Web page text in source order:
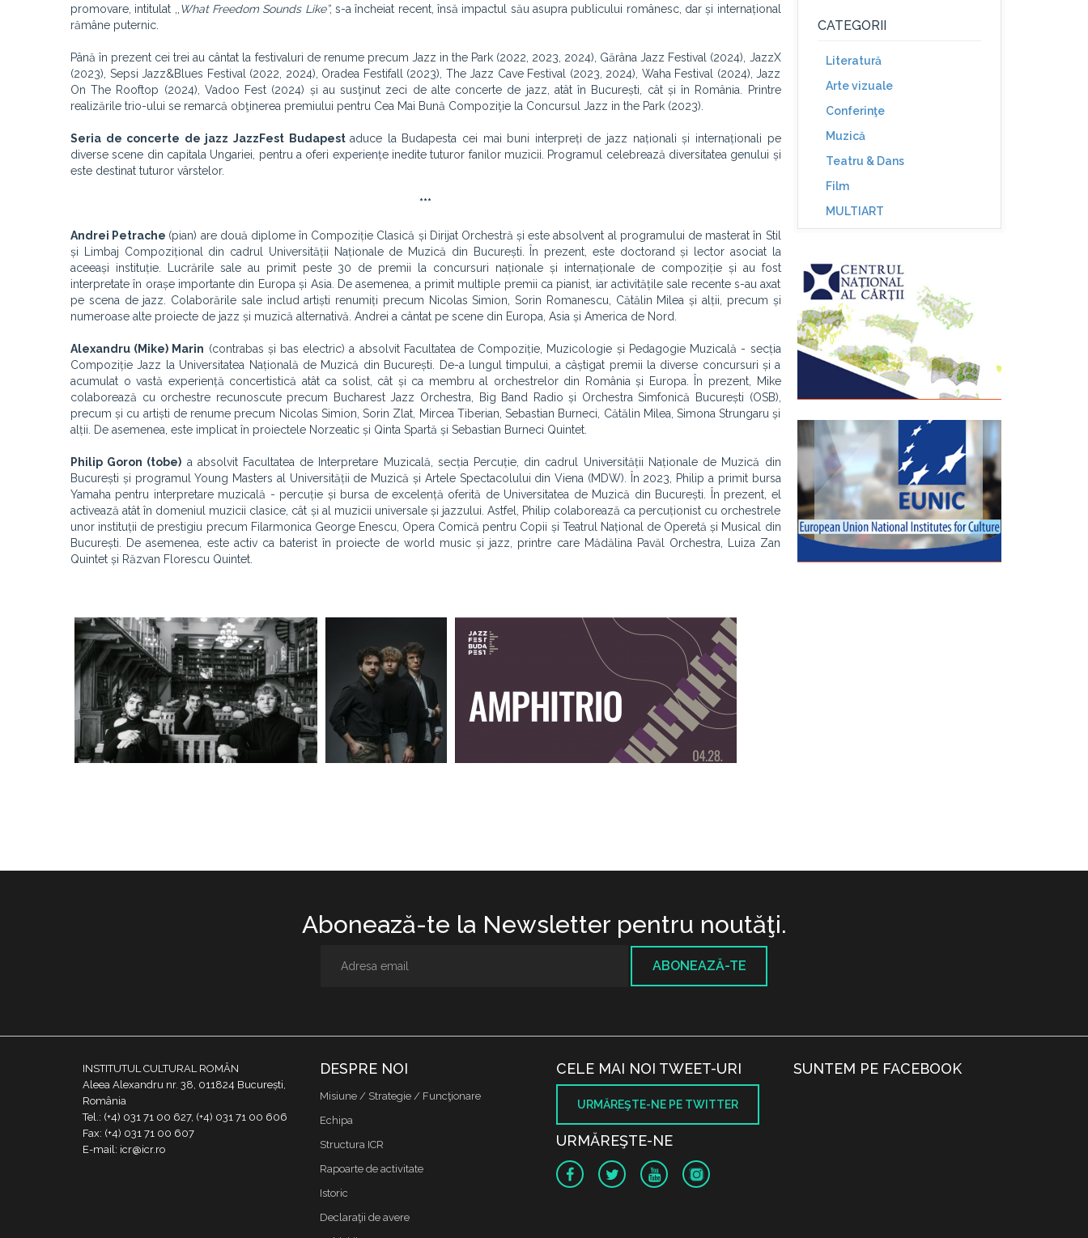
promovare, intitulat ,,
What Freedom Sounds Like”, s-a încheiat recent, însă impactul său asupra publicului românesc, dar și internațional
rămâne puternic.
Până în prezent cei trei au cântat la festivaluri de renume precum Jazz in the Park (2022, 2023, 2024), Gărâna Jazz Festival (2024), JazzX
(2023), Sepsi Jazz&Blues Festival (2022, 2024), Oradea Festifall (2023), The Jazz Cave Festival (2023, 2024), Waha Festival (2024), Jazz
On The Rooftop (2024), Vadoo Fest (2024) și au susţinut zeci de alte concerte de jazz, atât în București, cât și în România. Printre
realizările trio-ului se remarcă obţinerea premiului pentru Cea Mai Bună Compoziţie la Concursul Jazz in the Park (2023).
Seria de concerte de jazz JazzFest Budapestaduce la Budapesta cei mai buni interpreți de jazz naționali și internaționali pe
diverse scene din capitala Ungariei, pentru a oferi experiențe inedite tuturor fanilor muzicii. Programul celebrează diversitatea genului și
este destinat tuturor vârstelor.
***
Andrei Petrache (pian) are două diplome în Compoziție Clasică și Dirijat Orchestră și este absolvent al programului de masterat în Stil
și Limbaj Compozițional din cadrul Universității Naționale de Muzică din București. În prezent, este doctorand și lector asociat la
aceeași instituție. Lucrările sale au primit peste 30 de premii la concursuri naționale și internaționale de compoziție și au fost
interpretate în orașe importante din Europa și Asia. De asemenea, a primit multiple premii ca pianist, iar activitățile sale recente s-au axat
pe scena de jazz. Colaborările sale includ artiști renumiți precum Nicolas Simion, Sorin Romanescu, Cătălin Milea și alții, precum și
numeroase alte proiecte de jazz și muzică alternativă. Andrei a cântat pe scene din Europa, Asia și America de Nord.
Alexandru (Mike) Marin (contrabas și bas electric) a absolvit Facultatea de Compoziție, Muzicologie și Pedagogie Muzicală - secția
Compoziție Jazz la Universitatea Națională de Muzică din București. De-a lungul timpului, a câștigat premii la diverse concursuri și a
acumulat o vastă experiență concertistică atât ca solist, cât și ca membru al orchestrelor din România și Europa. În prezent, Mike
colaborează cu orchestre recunoscute precum Bucharest Jazz Orchestra, Big Band Radio și Orchestra Simfonică București (OSB),
precum și cu artiști de renume precum Nicolas Simion, Sorin Zlat, Mircea Tiberian, Sebastian Burneci, Cătălin Milea, Simona Strungaru și
alții. De asemenea, este implicat în proiectele Norzeatic și Qinta Spartă și Sebastian Burneci Quintet.
Philip Goron (tobe) a absolvit Facultatea de Interpretare Muzicală, secția Percuție, din cadrul Universității Naționale de Muzică din
București și programul Young Masters al Universității de Muzică și Artele Spectacolului din Viena (MDW). În 2023, Philip a primit bursa
Yamaha pentru interpretare muzicală - percuție și bursa de excelență oferită de Universitatea de Muzică din București. În prezent, el
activează atât în domeniul muzicii clasice, cât și al muzicii universale și jazzului. Astfel, Philip colaborează ca percuționist cu orchestrele
unor instituții de prestigiu precum Filarmonica George Enescu, Opera Comică pentru Copii și Teatrul Național de Operetă și Musical din
București. De asemenea, este activ ca baterist în proiecte de world music și jazz, printre care Mădălina Pavăl Orchestra, Luiza Zan
Quintet și Răzvan Florescu Quintet.
CATEGORII
Literatură
Arte vizuale
Conferinţe
Muzică
Teatru & Dans
Film
MULTIART
Abonează-te la Newsletter pentru noutăţi.
ABONEAZĂ-TE
INSTITUTUL CULTURAL ROMÂN
Aleea Alexandru nr. 38, 011824 București,
România
Tel.: (+4) 031 71 00 627, (+4) 031 71 00 606
Fax: (+4) 031 71 00 607
E-mail: icr@icr.ro
DESPRE NOI
Misiune / Strategie / Funcţionare
Echipa
Structura ICR
Rapoarte de activitate
Istoric
Declaraţii de avere
CELE MAI NOI TWEET-URI
URMĂREŞTE-NE PE TWITTER
URMĂREŞTE-NE
SUNTEM PE FACEBOOK